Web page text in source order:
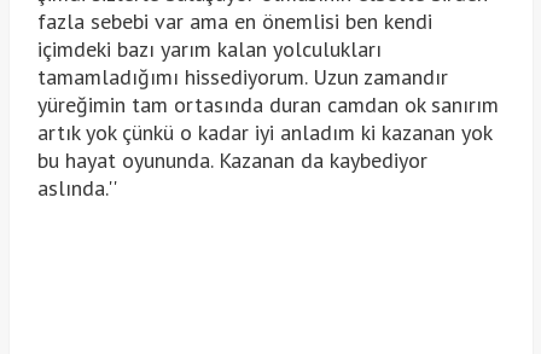
fazla sebebi var ama en önemlisi ben kendi
içimdeki bazı yarım kalan yolculukları
tamamladığımı hissediyorum. Uzun zamandır
yüreğimin tam ortasında duran camdan ok sanırım
artık yok çünkü o kadar iyi anladım ki kazanan yok
bu hayat oyununda. Kazanan da kaybediyor
aslında.''